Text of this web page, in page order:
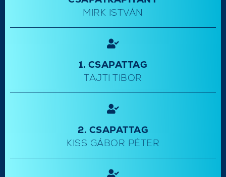
MIRK ISTVÁN
1. CSAPATTAG
TAJTI TIBOR
2. CSAPATTAG
KISS GÁBOR PÉTER